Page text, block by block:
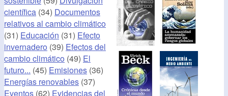
científica (34) Documentos
relativos al cambio climático
(31) Educación (31) Efecto
invernadero (39) Efectos del
cambio climático (49) El
futuro... (45) Emisiones (36)
Energías renovables (37)
Eventos (62) Evidencias del